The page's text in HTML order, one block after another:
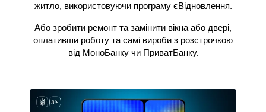
житло, використовуючи програму єВідновлення.
Або зробити ремонт та замінити вікна або двері,
оплативши роботу та самі вироби з розстрочкою
від МоноБанку чи ПриватБанку.